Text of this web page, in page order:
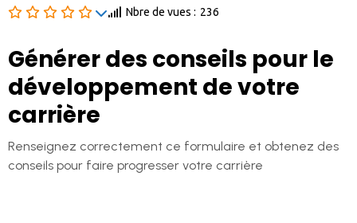
Nbre de vues : 236
Générer des conseils pour le
développement de votre
carrière
Renseignez correctement ce formulaire et obtenez des
conseils pour faire progresser votre carrière